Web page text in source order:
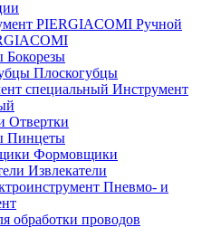
Ручной
Бокорезы
Плоскогубцы
Инструмент
Отвертки
Пинцеты
Формовщики
Извлекатели
Пневмо- и